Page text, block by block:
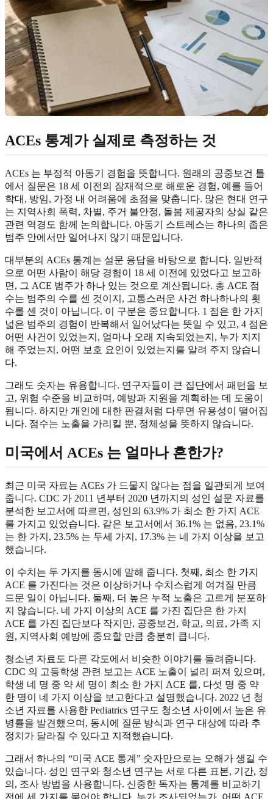
ACEs 통계가 실제로 측정하는 것
ACEs 는 부정적 아동기 경험을 뜻합니다. 원래의 공중보건 틀
에서 질문은 18 세 이전의 잠재적으로 해로운 경험, 예를 들어
학대, 방임, 가정 내 어려움에 초점을 맞춥니다. 많은 현대 연구
는 지역사회 폭력, 차별, 주거 불안정, 돌봄 제공자의 상실 같은
관련 역경도 함께 논의합니다. 아동기 스트레스는 하나의 좁은
범주 안에서만 일어나지 않기 때문입니다.
대부분의 ACEs 통계는 설문 응답을 바탕으로 합니다. 일반적
으로 어떤 사람이 해당 경험이 18 세 이전에 있었다고 보고하
면, 그 ACE 범주가 하나 있는 것으로 계산됩니다. 총 ACE 점
수는 범주의 수를 센 것이지, 고통스러운 사건 하나하나의 횟
수를 센 것이 아닙니다. 이 구분은 중요합니다. 1 점은 한 가지
넓은 범주의 경험이 반복해서 일어났다는 뜻일 수 있고, 4 점은
어떤 사건이 있었는지, 얼마나 오래 지속되었는지, 누가 지지
해 주었는지, 어떤 보호 요인이 있었는지를 알려 주지 않습니
다.
그래도 숫자는 유용합니다. 연구자들이 큰 집단에서 패턴을 보
고, 위험 수준을 비교하며, 예방과 지원을 계획하는 데 도움이
됩니다. 하지만 개인에 대한 판결처럼 다루면 유용성이 떨어집
니다. 점수는 노출을 가리킬 뿐, 정체성을 뜻하지 않습니다.
미국에서 ACEs 는 얼마나 흔한가?
최근 미국 자료는 ACEs 가 드물지 않다는 점을 일관되게 보여
줍니다. CDC 가 2011 년부터 2020 년까지의 성인 설문 자료를
분석한 보고서에 따르면, 성인의 63.9% 가 최소 한 가지 ACE
를 가지고 있었습니다. 같은 보고서에서 36.1% 는 없음, 23.1%
는 한 가지, 23.5% 는 두세 가지, 17.3% 는 네 가지 이상을 보고
했습니다.
이 수치는 두 가지를 동시에 말해 줍니다. 첫째, 최소 한 가지
ACE 를 가진다는 것은 이상하거나 수치스럽게 여겨질 만큼
드문 일이 아닙니다. 둘째, 더 높은 누적 노출은 고르게 분포하
지 않습니다. 네 가지 이상의 ACE 를 가진 집단은 한 가지
ACE 를 가진 집단보다 작지만, 공중보건, 학교, 의료, 가족 지
원, 지역사회 예방에 중요할 만큼 충분히 큽니다.
청소년 자료도 다른 각도에서 비슷한 이야기를 들려줍니다.
CDC 의 고등학생 관련 보고는 ACE 노출이 널리 퍼져 있으며,
학생 네 명 중 약 세 명이 최소 한 가지 ACE 를, 다섯 명 중 약
한 명이 네 가지 이상을 보고한다고 설명했습니다. 2022 년 청
소년 자료를 사용한 Pediatrics 연구도 청소년 사이에서 높은 유
병률을 발견했으며, 동시에 질문 방식과 연구 대상에 따라 추
정치가 달라질 수 있다고 지적했습니다.
그래서 하나의 “미국 ACE 통계” 숫자만으로는 오해가 생길 수
있습니다. 성인 연구와 청소년 연구는 서로 다른 표본, 기간, 정
의, 조사 방법을 사용합니다. 신중한 독자는 통계를 비교하기
전에 세 가지를 물어야 합니다. 누가 조사되었는가, 어떤 ACE